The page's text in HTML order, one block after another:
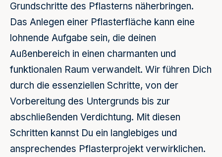
Grundschritte des Pflasterns näherbringen.
Das Anlegen einer Pflasterfläche kann eine
lohnende Aufgabe sein, die deinen
Außenbereich in einen charmanten und
funktionalen Raum verwandelt. Wir führen Dich
durch die essenziellen Schritte, von der
Vorbereitung des Untergrunds bis zur
abschließenden Verdichtung. Mit diesen
Schritten kannst Du ein langlebiges und
ansprechendes Pflasterprojekt verwirklichen.